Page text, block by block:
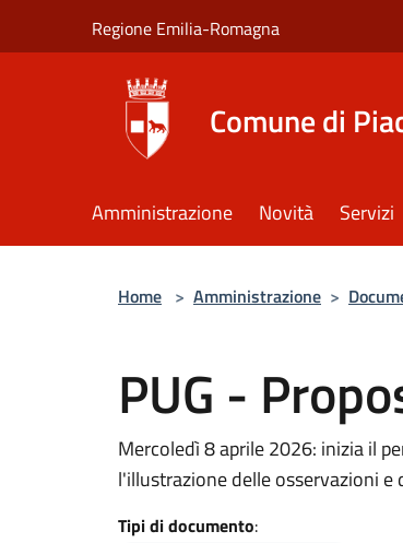
Regione Emilia-Romagna
Comune di
Amministrazione Novità Servizi
Home > Amministrazione >
PUG -
Mercoledì 8 aprile 2026: inizia il
l'illustrazione delle osservazioni
Tipi di documento: